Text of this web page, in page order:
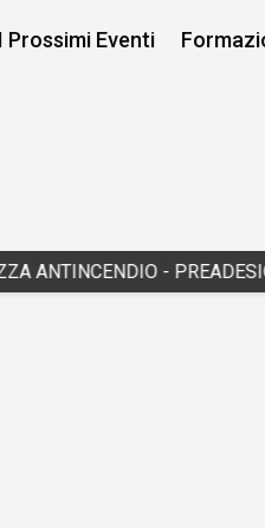
I Prossimi Eventi
-